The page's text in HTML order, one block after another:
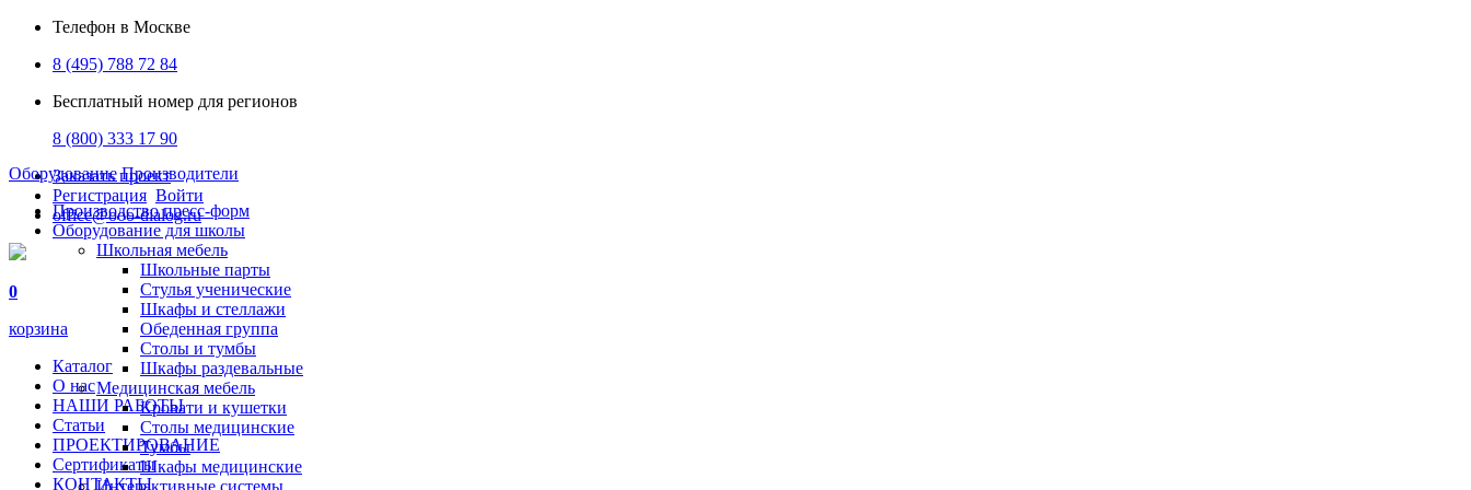
Телефон в Москве
8 (495) 788 72 84
Бесплатный номер для регионов
8 (800) 333 17 90
Заказать проект
Регистрация Войти
office@ooo-dialog.ru
0
корзина
Каталог
О нас
НАШИ РАБОТЫ
Статьи
ПРОЕКТИРОВАНИЕ
Сертификаты
КОНТАКТЫ
Оборудование Производители
Производство пресс-форм
Оборудование для школы
Школьная мебель
Школьные парты
Стулья ученические
Шкафы и стеллажи
Обеденная группа
Столы и тумбы
Шкафы раздевальные
Медицинская мебель
Кровати и кушетки
Столы медицинские
Тумбы
Шкафы медицинские
Интерактивные системы